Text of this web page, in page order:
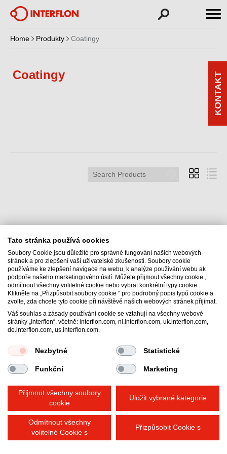
Home Produkty Coatingy
Coatingy
Search
Interflon Czech s.r.o.
Průmyslová ulice 479
252 61 Jeneč
Email:info@interflon.cz
Phone:+420 257 214 169
Všeobecné obchodní podmínky
Zásady používání souborů cookie
KONTAKT
Tato stránka používá cookies
Soubory Cookie jsou důležité pro správné fungování našich webových
stránek a pro zlepšení vaší uživatelské zkušenosti. Soubory cookie
používáme ke zlepšení navigace na webu, k analýze používání webu ak
podpoře našeho marketingového úsilí. Můžete přijmout všechny cookie ,
odmítnout všechny volitelné cookie nebo vybrat konkrétní typy cookie .
Klikněte na „Přizpůsobit soubory cookie “ pro podrobný popis typů cookie a
zvolte, zda chcete tyto cookie při návštěvě našich webových stránek přijímat.
Váš souhlas a zásady používání cookie se vztahují na všechny webové
stránky „Interflon“, včetně: interflon.com, nl.interflon.com, uk.interflon.com,
de.interflon.com, us.interflon.com.
Nezbytné Statistické
Funkční Marketing
Přijmout všechny soubory
cookie
Uložit vybrané kategorie
Odmítnout všechny
volitelné Cookie s
Přizpůsobit Cookie s